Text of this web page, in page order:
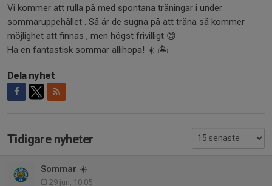
Vi kommer att rulla på med spontana träningar i under
sommaruppehållet . Så är de sugna på att träna så kommer
möjlighet att finnas , men högst frivilligt 😊
Ha en fantastisk sommar allihopa! ☀️ 🏝️
Dela nyhet
Tidigare nyheter
Sommar ☀️
29 jun, 10:05